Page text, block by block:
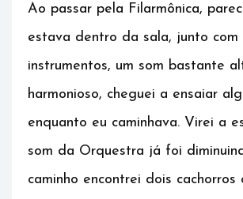
Ao passar pela Filarmônica,
estava dentro da sala, junto com
instrumentos, um som bastante
harmonioso, cheguei a ensaiar
enquanto eu caminhava. Virei a
som da Orquestra já foi
caminho encontrei dois cachorros